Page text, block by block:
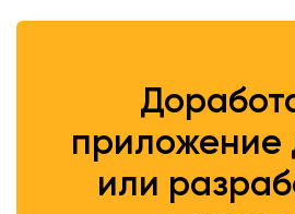
приложение
или